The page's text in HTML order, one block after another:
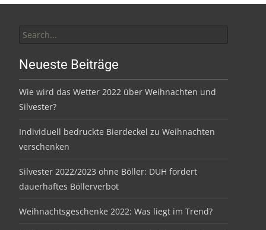
for:
Neueste Beiträge
Wie wird das Wetter 2022 über Weihnachten und
Silvester?
Individuell bedruckte Bierdeckel zu Weihnachten
verschenken
Silvester 2022/2023 ohne Böller: DUH fordert
dauerhaftes Böllerverbot
Weihnachtsgeschenke 2022: Was liegt im Trend?